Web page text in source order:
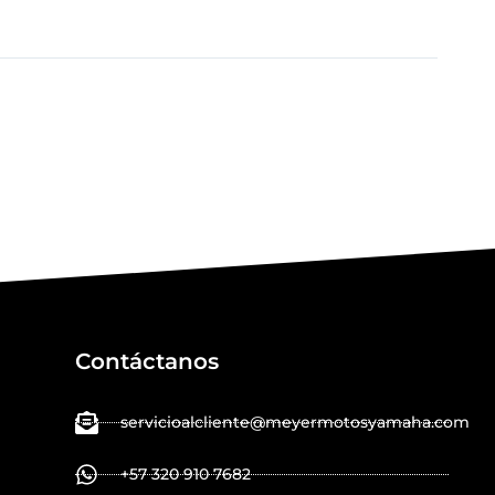
Contáctanos
servicioalcliente@meyermotosyamaha.com
+57 320 910 7682